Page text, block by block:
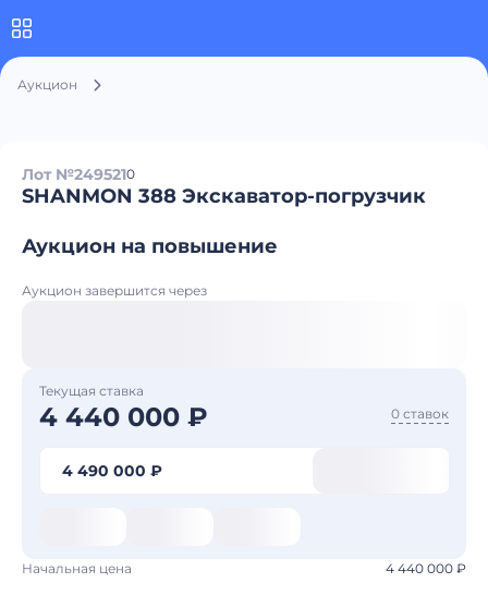
Аукцион
Лот №2495210
SHANMON 388 Экскаватор-погрузчик
Аукцион на повышение
Аукцион завершится через
Текущая ставка
4 440 000 ₽ 0 ставок
4 490 000 ₽
Начальная цена 4 440 000 ₽